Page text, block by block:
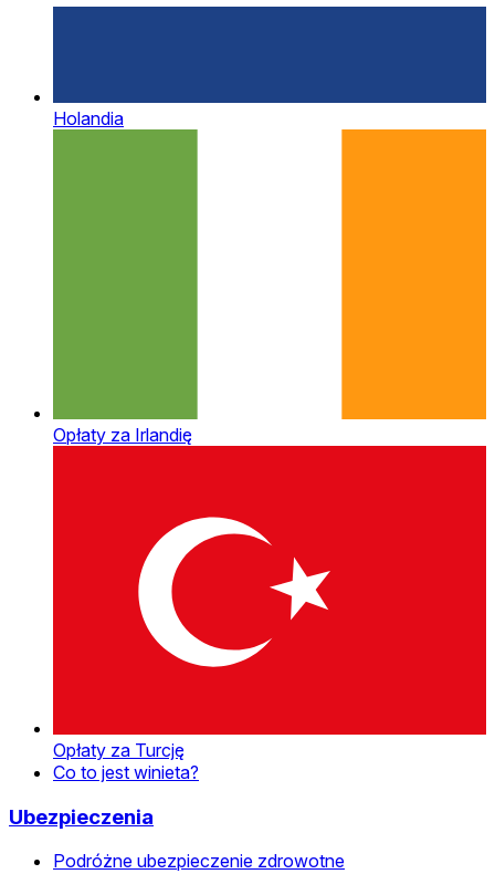
Holandia
Opłaty za Irlandię
Opłaty za Turcję
Co to jest winieta?
Ubezpieczenia
Podróżne ubezpieczenie zdrowotne